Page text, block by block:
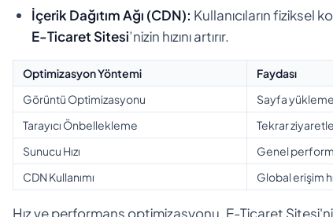
İçerik Dağıtım Ağı (CDN): Kullanıcıların fiziksel
E-Ticaret Sitesi’nizin hızını artırır.
Optimizasyon Yöntemi Faydası
Görüntü Optimizasyonu
Sayfa yükleme
Tarayıcı Önbellekleme
Tekrar
Sunucu Hızı
Genel
CDN Kullanımı
Global erişim
Hız ve performans optimizasyonu, E-Ticaret